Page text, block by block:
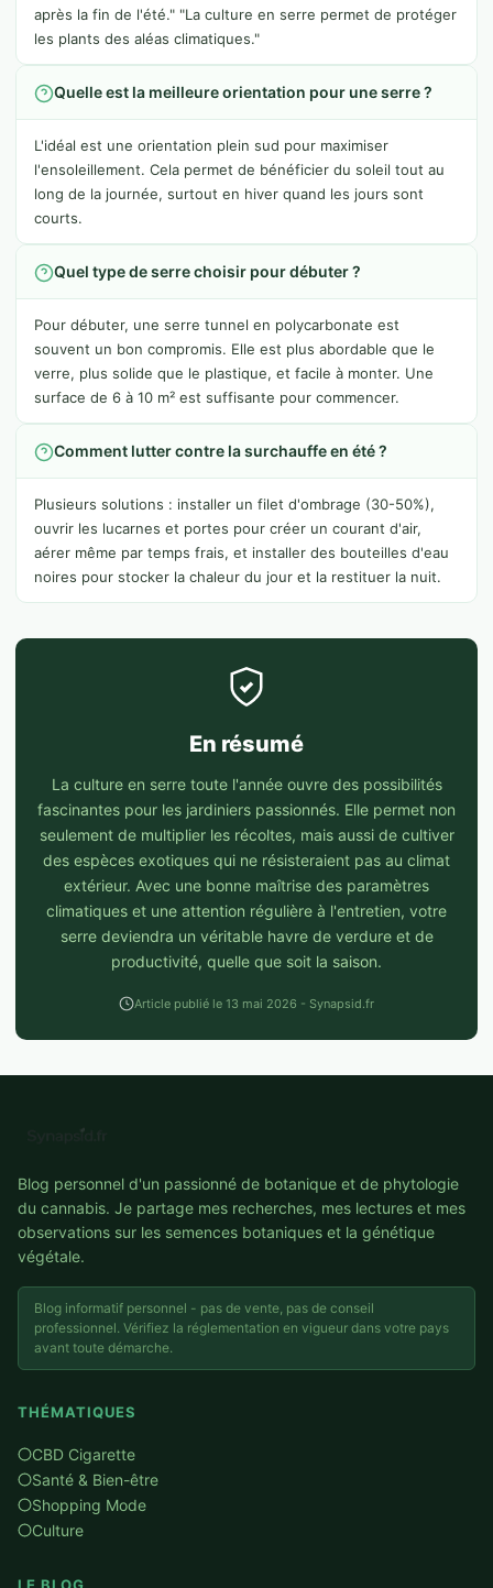
après la fin de l'été." "La culture en serre permet de protéger
les plants des aléas climatiques."
Quelle est la meilleure orientation pour une serre ?
L'idéal est une orientation plein sud pour maximiser
l'ensoleillement. Cela permet de bénéficier du soleil tout au
long de la journée, surtout en hiver quand les jours sont
courts.
Quel type de serre choisir pour débuter ?
Pour débuter, une serre tunnel en polycarbonate est
souvent un bon compromis. Elle est plus abordable que le
verre, plus solide que le plastique, et facile à monter. Une
surface de 6 à 10 m² est suffisante pour commencer.
Comment lutter contre la surchauffe en été ?
Plusieurs solutions : installer un filet d'ombrage (30-50%),
ouvrir les lucarnes et portes pour créer un courant d'air,
aérer même par temps frais, et installer des bouteilles d'eau
noires pour stocker la chaleur du jour et la restituer la nuit.
En résumé
La culture en serre toute l'année ouvre des possibilités
fascinantes pour les jardiniers passionnés. Elle permet non
seulement de multiplier les récoltes, mais aussi de cultiver
des espèces exotiques qui ne résisteraient pas au climat
extérieur. Avec une bonne maîtrise des paramètres
climatiques et une attention régulière à l'entretien, votre
serre deviendra un véritable havre de verdure et de
productivité, quelle que soit la saison.
Article publié le 13 mai 2026 - Synapsid.fr
Blog personnel d'un passionné de botanique et de phytologie
du cannabis. Je partage mes recherches, mes lectures et mes
observations sur les semences botaniques et la génétique
végétale.
Blog informatif personnel - pas de vente, pas de conseil
professionnel. Vérifiez la réglementation en vigueur dans votre pays
avant toute démarche.
THÉMATIQUES
CBD Cigarette
Santé & Bien-être
Shopping Mode
Culture